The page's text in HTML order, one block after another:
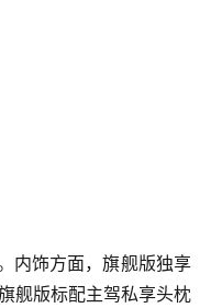
内饰方面，旗舰版独享
舰版标配主驾私享头枕